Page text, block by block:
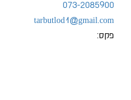
073-2085900
tarbutlod1@gmail.com
פקס: